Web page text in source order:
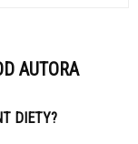
AUTORA
DIETY?